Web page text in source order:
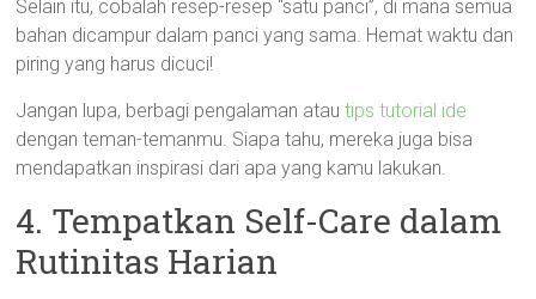
Selain itu, cobalah resep-resep “satu panci”, di mana semua
bahan dicampur dalam panci yang sama. Hemat waktu dan
piring yang harus dicuci!
Jangan lupa, berbagi pengalaman atautips tutorial ide
dengan teman-temanmu. Siapa tahu, mereka juga bisa
mendapatkan inspirasi dari apa yang kamu lakukan.
4. Tempatkan Self-Care dalam
Rutinitas Harian